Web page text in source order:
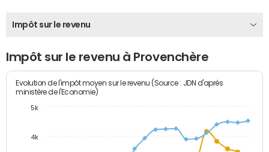
Impôt sur le revenu
Impôt sur le revenu à Provenchère
Evolution de l'impôt moyen sur le revenu (Source : JDN d'après
ministère de l'Economie)
4k
5k